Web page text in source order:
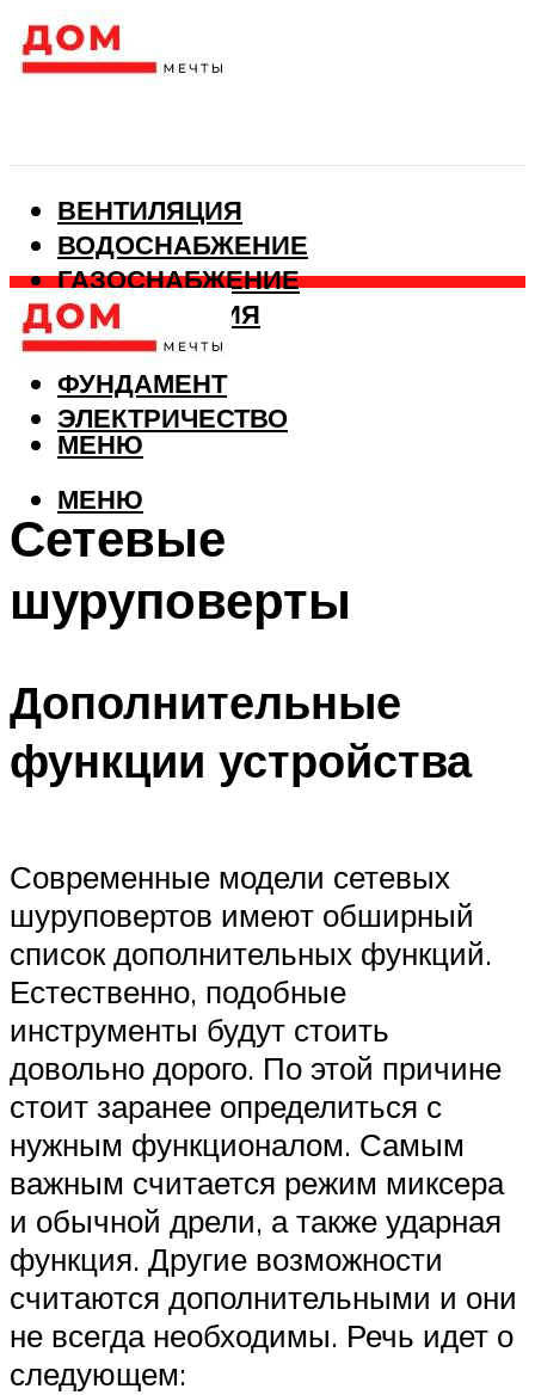
ВЕНТИЛЯЦИЯ
ВОДОСНАБЖЕНИЕ
ГАЗОСНАБЖЕНИЕ
КАНАЛИЗАЦИЯ
ОТОПЛЕНИЕ
ФУНДАМЕНТ
ЭЛЕКТРИЧЕСТВО
МЕНЮ
МЕНЮ
Сетевые
шуруповерты
Дополнительные
функции устройства
Современные модели сетевых
шуруповертов имеют обширный
список дополнительных функций.
Естественно, подобные
инструменты будут стоить
довольно дорого. По этой причине
стоит заранее определиться с
нужным функционалом. Самым
важным считается режим миксера
и обычной дрели, а также ударная
функция. Другие возможности
считаются дополнительными и они
не всегда необходимы. Речь идет о
следующем: